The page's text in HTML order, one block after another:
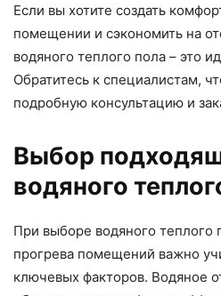
Если вы хотите создать
помещении и сэкономить на
водяного теплого пола – это
Обратитесь к специалистам,
подробную консультацию и
Выбор
водяного
При выборе водяного теплого
прогрева помещений важно
ключевых факторов. Водяное